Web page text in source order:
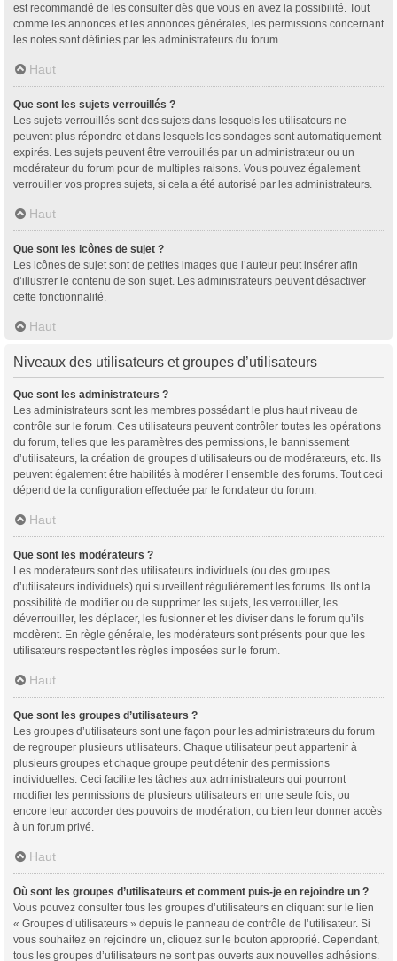
est recommandé de les consulter dès que vous en avez la possibilité. Tout
comme les annonces et les annonces générales, les permissions concernant
les notes sont définies par les administrateurs du forum.
Haut
Que sont les sujets verrouillés ?
Les sujets verrouillés sont des sujets dans lesquels les utilisateurs ne
peuvent plus répondre et dans lesquels les sondages sont automatiquement
expirés. Les sujets peuvent être verrouillés par un administrateur ou un
modérateur du forum pour de multiples raisons. Vous pouvez également
verrouiller vos propres sujets, si cela a été autorisé par les administrateurs.
Haut
Que sont les icônes de sujet ?
Les icônes de sujet sont de petites images que l’auteur peut insérer afin
d’illustrer le contenu de son sujet. Les administrateurs peuvent désactiver
cette fonctionnalité.
Haut
Niveaux des utilisateurs et groupes d’utilisateurs
Que sont les administrateurs ?
Les administrateurs sont les membres possédant le plus haut niveau de
contrôle sur le forum. Ces utilisateurs peuvent contrôler toutes les opérations
du forum, telles que les paramètres des permissions, le bannissement
d’utilisateurs, la création de groupes d’utilisateurs ou de modérateurs, etc. Ils
peuvent également être habilités à modérer l’ensemble des forums. Tout ceci
dépend de la configuration effectuée par le fondateur du forum.
Haut
Que sont les modérateurs ?
Les modérateurs sont des utilisateurs individuels (ou des groupes
d’utilisateurs individuels) qui surveillent régulièrement les forums. Ils ont la
possibilité de modifier ou de supprimer les sujets, les verrouiller, les
déverrouiller, les déplacer, les fusionner et les diviser dans le forum qu’ils
modèrent. En règle générale, les modérateurs sont présents pour que les
utilisateurs respectent les règles imposées sur le forum.
Haut
Que sont les groupes d’utilisateurs ?
Les groupes d’utilisateurs sont une façon pour les administrateurs du forum
de regrouper plusieurs utilisateurs. Chaque utilisateur peut appartenir à
plusieurs groupes et chaque groupe peut détenir des permissions
individuelles. Ceci facilite les tâches aux administrateurs qui pourront
modifier les permissions de plusieurs utilisateurs en une seule fois, ou
encore leur accorder des pouvoirs de modération, ou bien leur donner accès
à un forum privé.
Haut
Où sont les groupes d’utilisateurs et comment puis-je en rejoindre un ?
Vous pouvez consulter tous les groupes d’utilisateurs en cliquant sur le lien
« Groupes d’utilisateurs » depuis le panneau de contrôle de l’utilisateur. Si
vous souhaitez en rejoindre un, cliquez sur le bouton approprié. Cependant,
tous les groupes d’utilisateurs ne sont pas ouverts aux nouvelles adhésions.